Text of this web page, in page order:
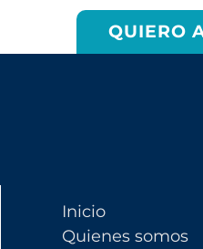
QUIERO
Inicio
Quienes somos